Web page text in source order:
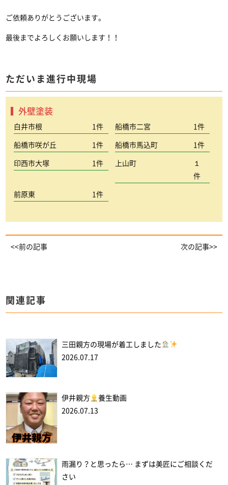
ご依頼ありがとうございます。
最後までよろしくお願いします！！
ただいま進行中現場
外壁塗装
白井市根 1件 船橋市二宮 1件
船橋市咲が丘 1件 船橋市馬込町 1件
印西市大塚 1件 上山町
１
件
前原東 1件
<<前の記事 次の記事>>
関連記事
三田親方の現場が着工しました
2026.07.17
伊井親方
養生動画
2026.07.13
雨漏り？と思ったら… まずは美匠にご相談くだ
さい